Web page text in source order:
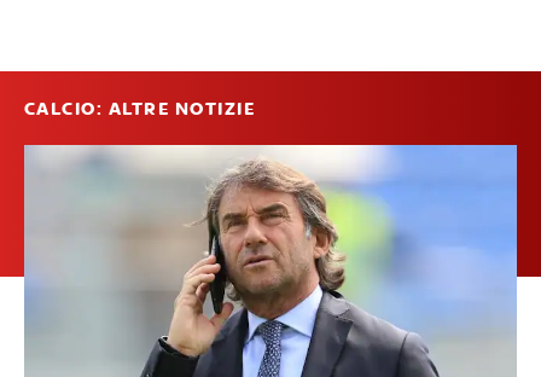
CALCIO: ALTRE NOTIZIE